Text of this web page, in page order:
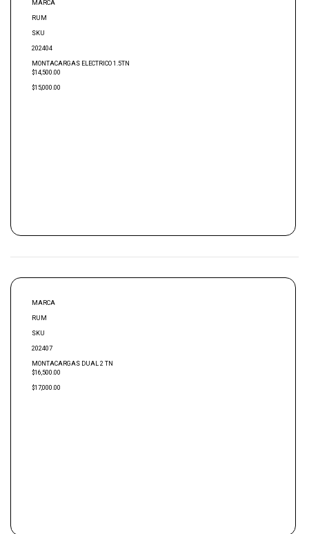
MARCA
RUM
SKU
202404
MONTACARGAS ELECTRICO 1.5TN
$14,500.00
$15,000.00
MARCA
RUM
SKU
202407
MONTACARGAS DUAL 2 TN
$16,500.00
$17,000.00